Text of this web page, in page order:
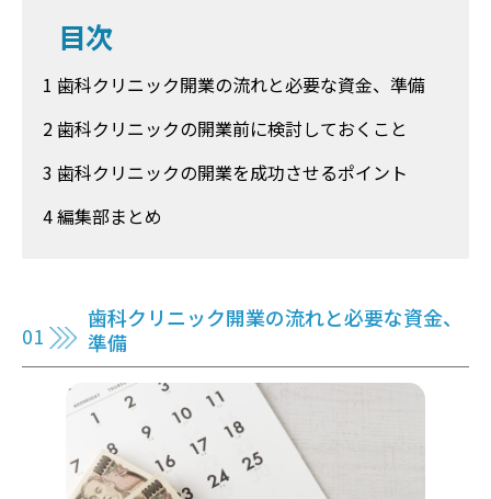
目次
1 歯科クリニック開業の流れと必要な資金、準備
2 歯科クリニックの開業前に検討しておくこと
3 歯科クリニックの開業を成功させるポイント
4 編集部まとめ
歯科クリニック開業の流れと必要な資金、
準備